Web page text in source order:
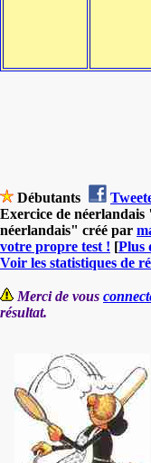
Débutants
Exercice de
néerlandais" créé par
votre propre test ! [Plus
Voir les statistiques de
Merci de vous
résultat.